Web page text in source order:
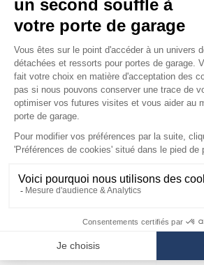
Réf:10700227
249,90 €
En stock
Prix
41,90 €
Sur